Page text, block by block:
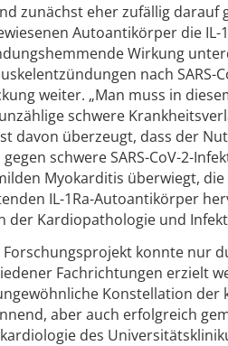
zunächst eher zufällig darauf
Autoantikörper die
Wirkung
nach
weiter. „Man muss in
schwere
davon überzeugt, dass der
gegen schwere SARS-CoV-2-
Myokarditis überwiegt,
IL-1Ra-Autoantikörper
der Kardiopathologie und
Forschungsprojekt konnte nur
Fachrichtungen erzielt
Konstellation
aber auch erfolgreich
des